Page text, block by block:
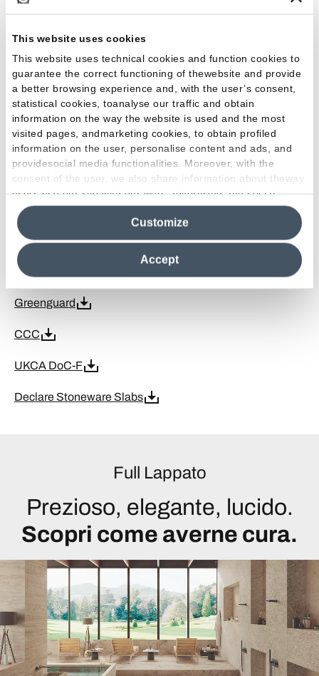
This website uses cookies
This website uses technical cookies and function cookies to
guarantee the correct functioning of thewebsite and provide
a better browsing experience and, with the user’s consent,
statistical cookies, toanalyse our traffic and obtain
information on the way the website is used and the most
visited pages, andmarketing cookies, to obtain profiled
information on the user, personalise content and ads, and
providesocial media functionalities. Moreover, with the
consent of the user, we also share information about theway
users use our site with our web, advertising and social
media analytics partners, who may combine itwith other
information in their possession. By closing this banner,
clicking on "Reject", it will be possible tocontinue browsing
the site after installing only technical cookies. For more
information see the
Cookie Policy
Accept
Customize
EPD Ceramic Tiles
GPP
ISO 9001
ISO 45001
ISO 50001
ISO 14001
CE DoP-F
Greenguard
CCC
UKCA DoC-F
Declare Stoneware Slabs
Full Lappato
Prezioso, elegante, lucido.
Scopri come averne cura.